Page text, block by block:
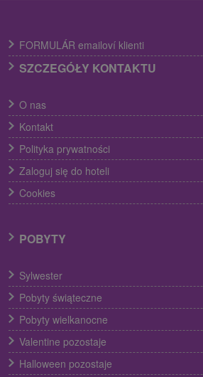
FORMULÁR emailoví klienti
SZCZEGÓŁY KONTAKTU
O nas
Kontakt
Polityka prywatności
Zaloguj się do hoteli
Cookies
POBYTY
Sylwester
Pobyty świąteczne
Pobyty wielkanocne
Valentine pozostaje
Halloween pozostaje